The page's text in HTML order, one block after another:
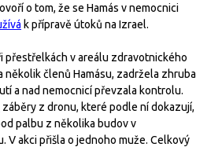
o tom, že se Hamás v nemocnici
k přípravě útoků na Izrael.
přestřelkách v areálu zdravotnického
několik členů Hamásu, zadržela zhruba
a nad nemocnicí převzala kontrolu.
záběry z dronu, které podle ní dokazují,
palbu z několika budov v
V akci přišla o jednoho muže. Celkový